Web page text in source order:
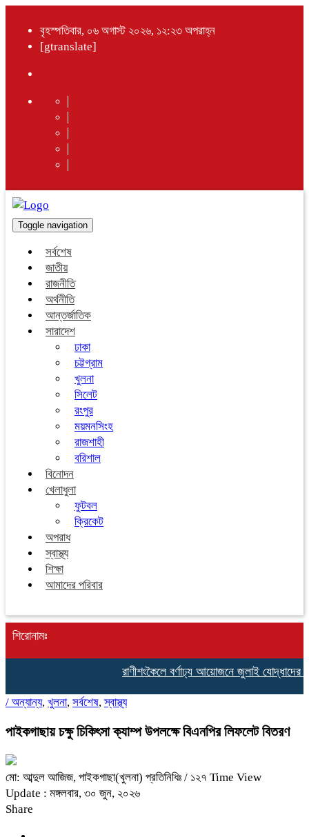
বৃহস্পতিবার, ০৬ অগাস্ট ২০২৬, ১২:২৩ অপরাহ্ন
[gtranslate]
Toggle navigation
সর্বশেষ
জাতীয়
রাজনীতি
অর্থনীতি
আন্তর্জাতিক
সারাদেশ
ঢাকা
চট্টগ্রাম
খুলনা
সিলেট
রংপুর
ময়মনসিংহ
রাজশাহী
বরিশাল
বিনোদন
খেলাধুলা
ফুটবল
ক্রিকেট
অপরাধ
স্বাস্থ্য
শিক্ষা
আমাদের পরিবার
শিরোনামঃ
রাণীশংকৈলে বর্ণাঢ্য আয়োজনে জুলাই যোদ্ধাদের
/ অন্যান্য, খুলনা, সর্বশেষ,স্বাস্থ্য
পাইকগাছায় চক্ষু চিকিৎসা ক্যাম্প উপলক্ষে বিএনপির লিফলেট বিতরণ
মো: আব্দুল আজিজ, পাইকগাছা(খুলনা) প্রতিনিধিঃ / ১২৭ Time View
Update : মঙ্গলবার, ৩০ জুন, ২০২৬
Share